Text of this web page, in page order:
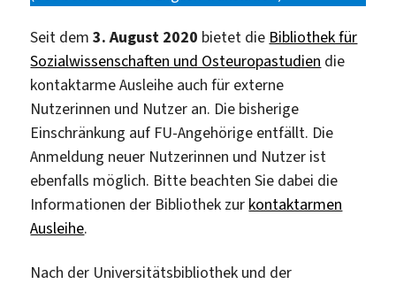
Seit dem3. August 2020 bietet die Bibliothek für
Sozialwissenschaften und Osteuropastudien die
kontaktarme Ausleihe auch für externe
Nutzerinnen und Nutzer an. Die bisherige
Einschränkung auf FU-Angehörige entfällt. Die
Anmeldung neuer Nutzerinnen und Nutzer ist
ebenfalls möglich. Bitte beachten Sie dabei die
Informationen der Bibliothek zur kontaktarmen
Ausleihe.
Nach der Universitätsbibliothek und der